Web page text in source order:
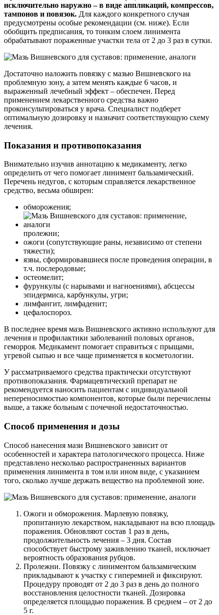
исключительно наружно – в виде аппликаций, компрессов,
тампонов и повязок. Для каждого конкретного случая
предусмотрены особые рекомендации (см. ниже). Если
обобщить предписания, то тонким слоем линимента
обрабатывают пораженные участки тела от 2 до 3 раз в сутки.
Достаточно наложить повязку с мазью Вишневского на
проблемную зону, а затем менять каждые 6 часов, и
выраженный лечебный эффект – обеспечен. Перед
применением лекарственного средства важно
проконсультироваться у врача. Специалист подберет
оптимальную дозировку и назначит соответствующую схему
лечения.
Показания и противопоказания
Внимательно изучив аннотацию к медикаменту, легко
определить от чего помогает линимент бальзамический.
Перечень недугов, с которым справляется лекарственное
средство, весьма обширен:
обморожения;
пролежни;
ожоги (сопутствующие раны, независимо от степени
тяжести);
язвы, сформировавшиеся после проведения операции, в
т.ч. послеродовые;
остеомелит;
фурункулы (с нарывами и нагноениями), абсцессы
эпидермиса, карбункулы, угри;
лимфангит, лимфаденит;
цефалоспороз.
В последнее время мазь Вишневского активно используют для
лечения и профилактики заболеваний половых органов,
геморроя. Медикамент помогает справиться с прыщами,
угревой сыпью и все чаще применяется в косметологии.
У рассматриваемого средства практически отсутствуют
противопоказания. Фармацевтический препарат не
рекомендуется наносить пациентам с индивидуальной
непереносимостью компонентов, которые были перечислены
выше, а также больным с почечной недостаточностью.
Способ применения и дозы
Способ нанесения мази Вишневского зависит от
особенностей и характера патологического процесса. Ниже
представлено несколько распространенных вариантов
применения линимента в том или ином виде, с указанием
того, сколько лучше держать вещество на проблемной зоне.
Ожоги и обморожения. Марлевую повязку,
пропитанную лекарством, накладывают на всю площадь
поражения. Обновляют состав 1 раз в день,
продолжительность лечения – 3 дня. Состав
способствует быстрому заживлению тканей, исключает
вероятность образования рубцов.
Пролежни. Повязку с линиментом бальзамическим
прикладывают к участку с гиперемией и фиксируют.
Процедуру проводят от 2 до 3 раз в день до полного
восстановления целостности тканей. Дозировка
определяется площадью поражения. В среднем – от 2 до
5 г.